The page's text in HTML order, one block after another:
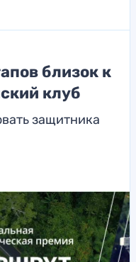
близок к
клуб
защитника